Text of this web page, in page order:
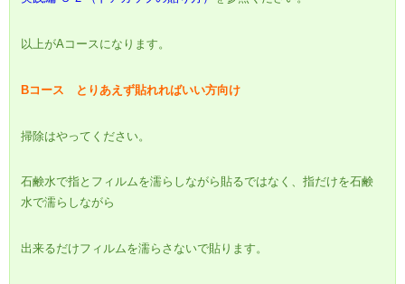
以上がAコースになります。
Bコース とりあえず貼れればいい方向け
掃除はやってください。
石鹸水で指とフィルムを濡らしながら貼るではなく、指だけを石鹸
水で濡らしながら
出来るだけフィルムを濡らさないで貼ります。